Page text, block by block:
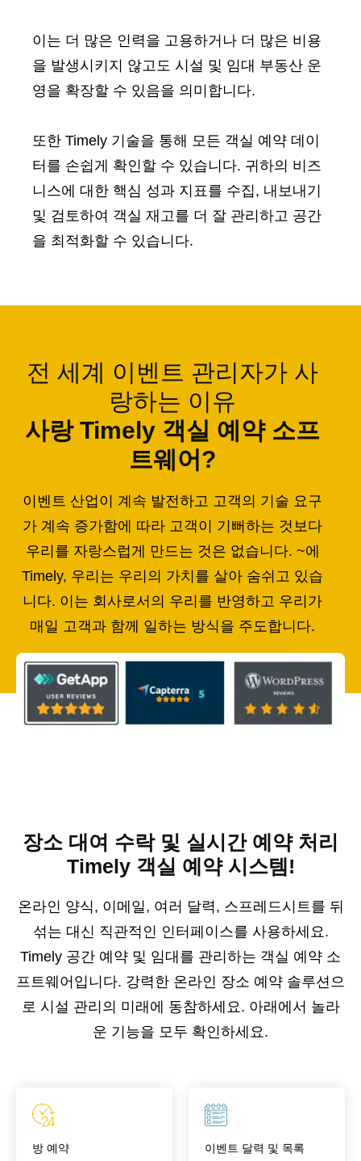
이는 더 많은 인력을 고용하거나 더 많은 비용
을 발생시키지 않고도 시설 및 임대 부동산 운
영을 확장할 수 있음을 의미합니다.
또한 Timely 기술을 통해 모든 객실 예약 데이
터를 손쉽게 확인할 수 있습니다. 귀하의 비즈
니스에 대한 핵심 성과 지표를 수집, 내보내기
및 검토하여 객실 재고를 더 잘 관리하고 공간
을 최적화할 수 있습니다.
전 세계 이벤트 관리자가 사
랑하는 이유
사랑 Timely 객실 예약 소프
트웨어?
이벤트 산업이 계속 발전하고 고객의 기술 요구
가 계속 증가함에 따라 고객이 기뻐하는 것보다
우리를 자랑스럽게 만드는 것은 없습니다. ~에
Timely, 우리는 우리의 가치를 살아 숨쉬고 있습
니다. 이는 회사로서의 우리를 반영하고 우리가
매일 고객과 함께 일하는 방식을 주도합니다.
장소 대여 수락 및 실시간 예약 처리
Timely 객실 예약 시스템!
온라인 양식, 이메일, 여러 달력, 스프레드시트를 뒤
섞는 대신 직관적인 인터페이스를 사용하세요.
Timely 공간 예약 및 임대를 관리하는 객실 예약 소
프트웨어입니다. 강력한 온라인 장소 예약 솔루션으
로 시설 관리의 미래에 동참하세요. 아래에서 놀라
운 기능을 모두 확인하세요.
방 예약 이벤트 달력 및 목록